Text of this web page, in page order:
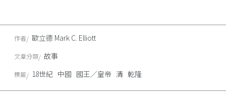
作者 歐立德 Mark C. Elliott
文章分類 故事
標籤 18世紀 中國 國王／皇帝 清 乾隆